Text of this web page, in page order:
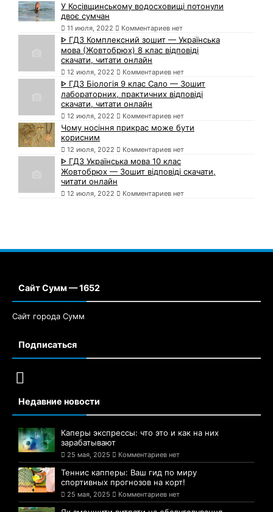
У Косівщинському водосховищі потонули
двоє сумчан
11 июля, 2022 Комментариев нет
ᐈ ГДЗ Комплексний зошит — Українська
мова (Жовтобрюх) 8 клас відповіді
скачати, читати онлайн
12 июля, 2022 Комментариев нет
ᐈ ГДЗ Біологія 9 клас Сало — Зошит
лабораторних, практичних відповіді
скачати, читати онлайн
12 июля, 2022 Комментариев нет
Чому носіння прикрас може бути
корисним
12 июля, 2022 Комментариев нет
ᐈ ГДЗ Українська мова 10 клас
Жовтобрюх — Зошит відповіді скачати,
читати онлайн
12 июля, 2022 Комментариев нет
Сайт Сумм — 1652
Сайт города Сумм
Подписаться
Недавние новости
Каперы экспрессы: что это и как на них
зарабатывают
25 мая, 2025 Комментариев нет
Теннис капперы: Ваш гид по миру
спортивных прогнозов на корт!
25 мая, 2025 Комментариев нет